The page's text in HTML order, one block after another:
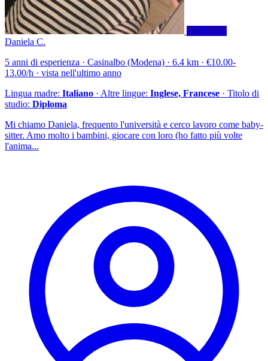
VISIONA
Daniela C.
5 anni di esperienza · Casinalbo (Modena) · 6.4 km · €10.00-
13.00/h · vista nell'ultimo anno
Lingua madre: Italiano · Altre lingue: Inglese, Francese · Titolo di
studio: Diploma
Mi chiamo Daniela, frequento l'università e cerco lavoro come baby-
sitter. Amo molto i bambini, giocare con loro (ho fatto più volte
l'anima...